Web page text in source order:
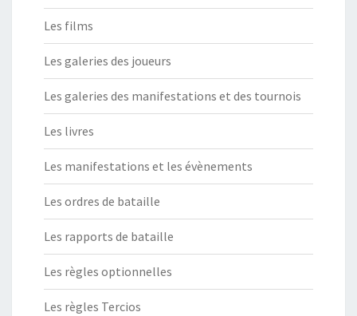
Les films
Les galeries des joueurs
Les galeries des manifestations et des tournois
Les livres
Les manifestations et les évènements
Les ordres de bataille
Les rapports de bataille
Les règles optionnelles
Les règles Tercios